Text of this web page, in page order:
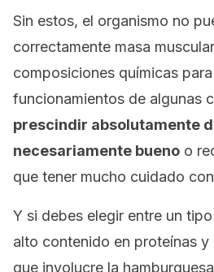
Sin estos, el organismo no
correctamente masa
composiciones químicas
funcionamientos de algunas
prescindir absolutamente
necesariamente bueno o
que tener mucho cuidado
Y si debes elegir entre un
alto contenido en proteínas y
que involucre la